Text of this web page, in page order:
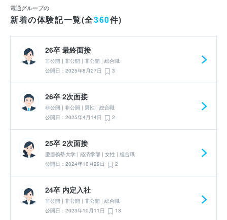
電通グループの
新着の体験記一覧(全360件)
26卒 最終面接
非公開 | 非公開 | 非公開 | 総合職
公開日：2025年8月27日
3
26卒 2次面接
非公開 | 非公開 | 男性 | 総合職
公開日：2025年4月14日
2
25卒 2次面接
慶應義塾大学 | 経済学部 | 女性 | 総合職
公開日：2024年10月29日
2
24卒 内定入社
非公開 | 非公開 | 非公開 | 総合職
公開日：2023年10月11日
13